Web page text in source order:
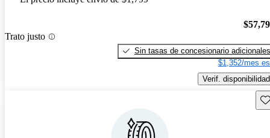
Trato justo
Sin tasas de concesionario adicionales
$1,352/mes
Verif. disponibilidad